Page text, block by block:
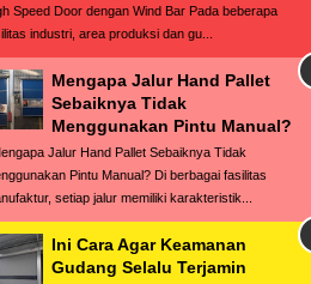
Speed Door dengan Wind Bar Pada beberapa
industri, area produksi dan gu...
Mengapa Jalur Hand Pallet
Sebaiknya Tidak
Menggunakan Pintu Manual?
Jalur Hand Pallet Sebaiknya Tidak
Pintu Manual? Di berbagai fasilitas
setiap jalur memiliki karakteristik...
Ini Cara Agar Keamanan
Gudang Selalu Terjamin